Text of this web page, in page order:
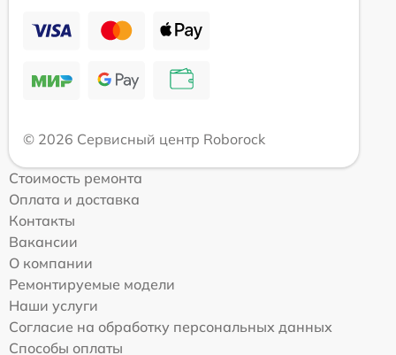
© 2026 Сервисный центр Roborock
Стоимость ремонта
Оплата и доставка
Контакты
Вакансии
О компании
Ремонтируемые модели
Наши услуги
Согласие на обработку персональных данных
Способы оплаты